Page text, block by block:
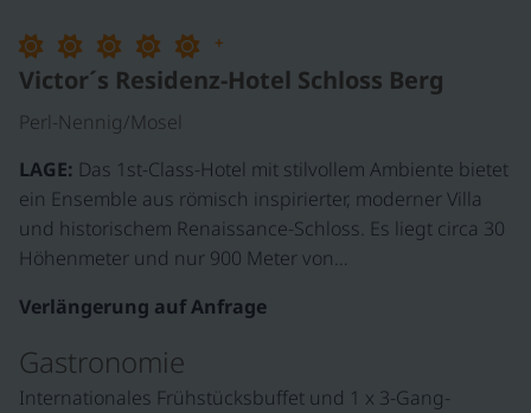
+
Victor´s Residenz-Hotel Schloss Berg
Perl-Nennig/Mosel
LAGE: Das 1st-Class-Hotel mit stilvollem Ambiente bietet
ein Ensemble aus römisch inspirierter, moderner Villa
und historischem Renaissance-Schloss. Es liegt circa 30
Höhenmeter und nur 900 Meter von…
Verlängerung auf Anfrage
Gastronomie
Internationales Frühstücksbuffet und 1 x 3-Gang-